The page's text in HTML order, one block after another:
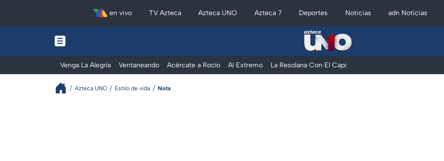
en vivo TV Azteca Azteca UNO Azteca 7 Deportes Noticias adn Noticias
Venga La Alegría Ventaneando Acércate a Rocío Al Extremo La Resolana Con El Capi
Azteca UNO Estilo de vida Nota